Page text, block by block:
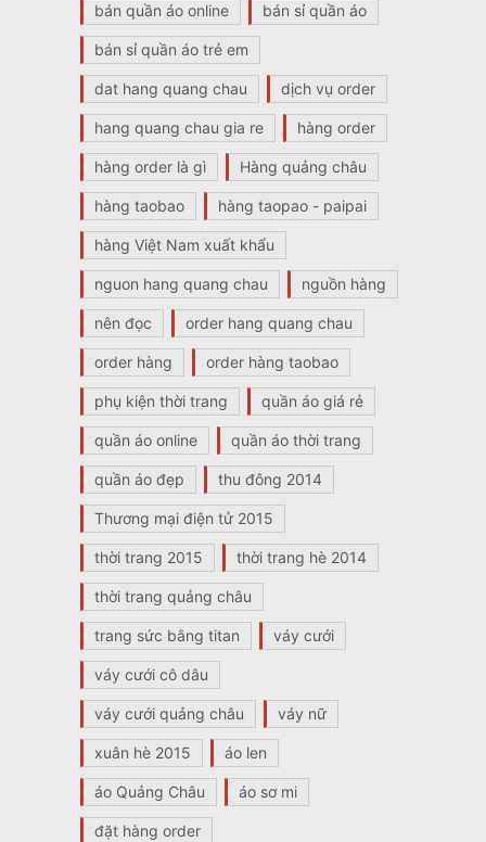
bán quần áo online bán sỉ quần áo
bán sỉ quần áo trẻ em
dat hang quang chau dịch vụ order
hang quang chau gia re hàng order
hàng order là gì Hàng quảng châu
hàng taobao hàng taopao - paipai
hàng Việt Nam xuất khẩu
nguon hang quang chau nguồn hàng
nên đọc order hang quang chau
order hàng order hàng taobao
phụ kiện thời trang quần áo giá rẻ
quần áo online quần áo thời trang
quần áo đẹp thu đông 2014
Thương mại điện tử 2015
thời trang 2015 thời trang hè 2014
thời trang quảng châu
trang sức bằng titan váy cưới
váy cưới cô dâu
váy cưới quảng châu váy nữ
xuân hè 2015 áo len
áo Quảng Châu áo sơ mi
đặt hàng order